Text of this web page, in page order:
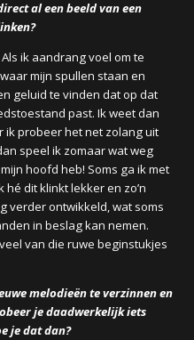
al een beeld van een
ik aandrang voel om te
mijn spullen staan en
geluid te vinden dat op dat
past. Ik weet dan
ik probeer het net zolang uit
speel ik zomaar wat weg
hoofd heb! Soms ga ik met
hé dit klinkt lekker en zo’n
verder ontwikkeld, wat soms
in beslag kan nemen.
van die ruwe beginstukjes
melodieën te verzinnen en
je daadwerkelijk iets
je dat dan?